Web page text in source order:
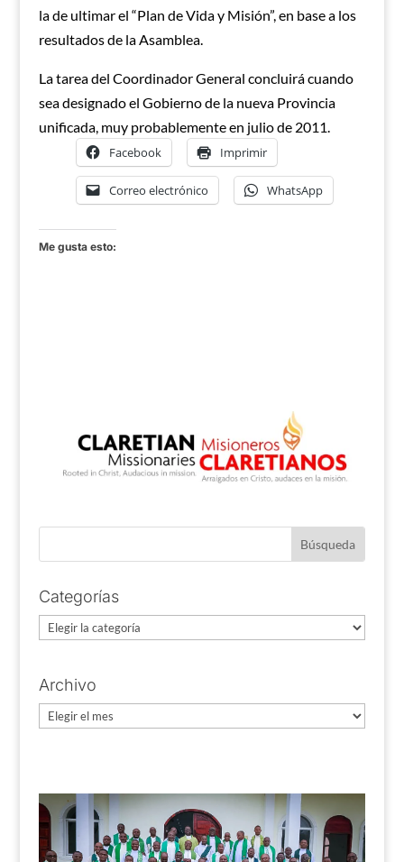
la de ultimar el “Plan de Vida y Misión”, en base a los
resultados de la Asamblea.
La tarea del Coordinador General concluirá cuando
sea designado el Gobierno de la nueva Provincia
unificada, muy probablemente en julio de 2011.
Facebook Imprimir
Correo electrónico WhatsApp
Me gusta esto:
Categorías
Categorías
Archivo
Archivo